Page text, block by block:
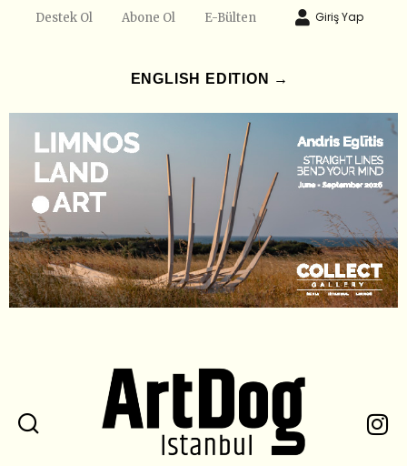
Destek Ol Abone Ol E-Bülten Giriş Yap
ENGLISH EDITION →